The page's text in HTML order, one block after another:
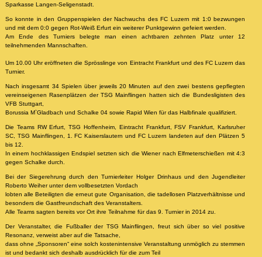
Sparkasse Langen-Seligenstadt.
So konnte in den Gruppenspielen der Nachwuchs des FC Luzern mit 1:0 bezwungen
und mit dem 0:0 gegen Rot-Weiß Erfurt ein weiterer Punktgewinn gefeiert werden.
Am Ende des Turniers belegte man einen achtbaren zehnten Platz unter 12
teilnehmenden Mannschaften.
Um 10.00 Uhr eröffneten die Sprösslinge von Eintracht Frankfurt und des FC Luzern das
Turnier.
Nach insgesamt 34 Spielen über jeweils 20 Minuten auf den zwei bestens gepflegten
vereinseigenen Rasenplätzen der TSG Mainflingen hatten sich die Bundesligisten des
VFB Stuttgart,
Borussia M`Gladbach und Schalke 04 sowie Rapid Wien für das Halbfinale qualifiziert.
Die Teams RW Erfurt, TSG Hoffenheim, Eintracht Frankfurt, FSV Frankfurt, Karlsruher
SC, TSG Mainflingen, 1. FC Kaiserslautern und FC Luzern landeten auf den Plätzen 5
bis 12.
In einem hochklassigen Endspiel setzten sich die Wiener nach Elfmeterschießen mit 4:3
gegen Schalke durch.
Bei der Siegerehrung durch den Turnierleiter Holger Drinhaus und den Jugendleiter
Roberto Weiher unter dem vollbesetzten Vordach
lobten alle Beteiligten die erneut gute Organisation, die tadellosen Platzverhältnisse und
besonders die Gastfreundschaft des Veranstalters.
Alle Teams sagten bereits vor Ort ihre Teilnahme für das 9. Turnier in 2014 zu.
Der Veranstalter, die Fußballer der TSG Mainflingen, freut sich über so viel positive
Resonanz, verweist aber auf die Tatsache,
dass ohne „Sponsoren“ eine solch kostenintensive Veranstaltung unmöglich zu stemmen
ist und bedankt sich deshalb ausdrücklich für die zum Teil